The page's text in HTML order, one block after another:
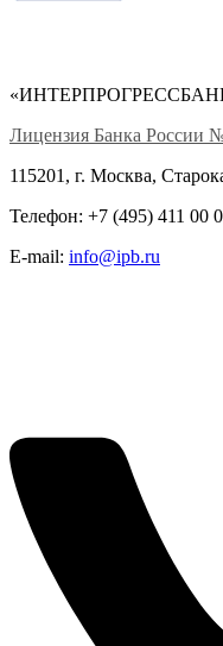
Лицензия Банка России
115201, г. Москва,
Телефон: +7 (495) 411 00
E-mail: info@ipb.ru